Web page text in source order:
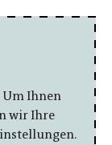
Ihnen
wir Ihre